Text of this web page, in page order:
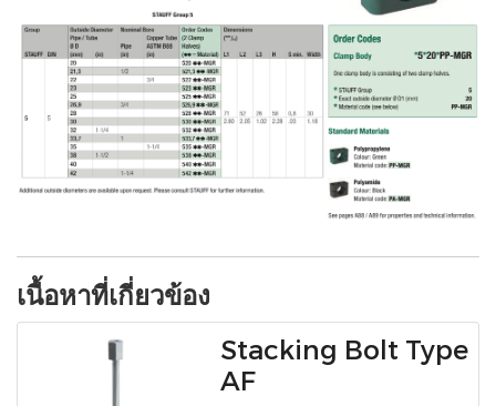
เนื้อหาที่เกี่ยวข้อง
Stacking Bolt Type
AF